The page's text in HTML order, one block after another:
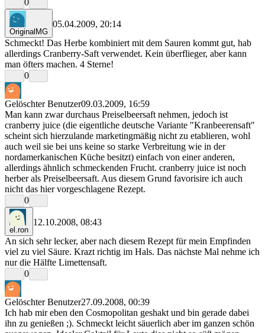
OriginalMG
05.04.2009, 20:14
Schmeckt! Das Herbe kombiniert mit dem Sauren kommt gut, hab
allerdings Cranberry-Saft verwendet. Kein überflieger, aber kann
man öfters machen. 4 Sterne!
0
Gelöschter Benutzer09.03.2009, 16:59
Man kann zwar durchaus Preiselbeersaft nehmen, jedoch ist
cranberry juice (die eigentliche deutsche Variante "Kranbeerensaft"
scheint sich hierzulande marketingmäßig nicht zu etablieren, wohl
auch weil sie bei uns keine so starke Verbreitung wie in der
nordamerkanischen Küche besitzt) einfach von einer anderen,
allerdings ähnlich schmeckenden Frucht. cranberry juice ist noch
herber als Preiselbeersaft. Aus diesem Grund favorisire ich auch
nicht das hier vorgeschlagene Rezept.
0
el.ron
12.10.2008, 08:43
An sich sehr lecker, aber nach diesem Rezept für mein Empfinden
viel zu viel Säure. Krazt richtig im Hals. Das nächste Mal nehme ich
nur die Hälfte Limettensaft.
0
Gelöschter Benutzer27.09.2008, 00:39
Ich hab mir eben den Cosmopolitan geshakt und bin gerade dabei
ihn zu genießen ;). Schmeckt leicht säuerlich aber im ganzen schön